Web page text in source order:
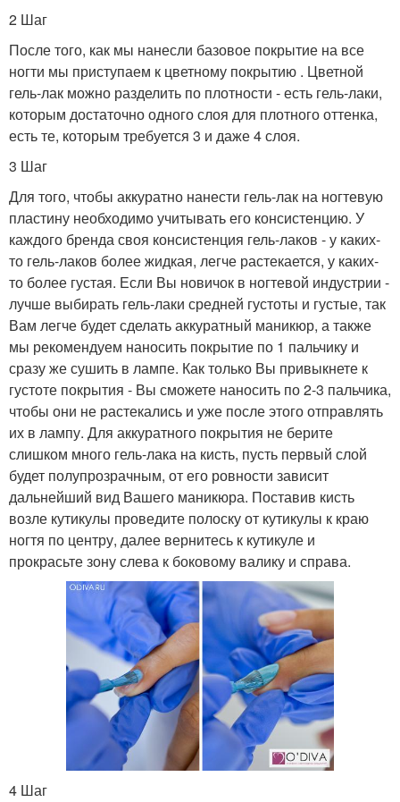
2 Шаг
После того, как мы нанесли базовое покрытие на все
ногти мы приступаем к цветному покрытию . Цветной
гель-лак можно разделить по плотности - есть гель-лаки,
которым достаточно одного слоя для плотного оттенка,
есть те, которым требуется 3 и даже 4 слоя.
3 Шаг
Для того, чтобы аккуратно нанести гель-лак на ногтевую
пластину необходимо учитывать его консистенцию. У
каждого бренда своя консистенция гель-лаков - у каких-
то гель-лаков более жидкая, легче растекается, у каких-
то более густая. Если Вы новичок в ногтевой индустрии -
лучше выбирать гель-лаки средней густоты и густые, так
Вам легче будет сделать аккуратный маникюр, а также
мы рекомендуем наносить покрытие по 1 пальчику и
сразу же сушить в лампе. Как только Вы привыкнете к
густоте покрытия - Вы сможете наносить по 2-3 пальчика,
чтобы они не растекались и уже после этого отправлять
их в лампу. Для аккуратного покрытия не берите
слишком много гель-лака на кисть, пусть первый слой
будет полупрозрачным, от его ровности зависит
дальнейший вид Вашего маникюра. Поставив кисть
возле кутикулы проведите полоску от кутикулы к краю
ногтя по центру, далее вернитесь к кутикуле и
прокрасьте зону слева к боковому валику и справа.
4 Шаг